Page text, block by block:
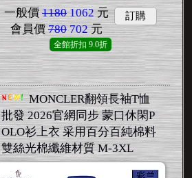
一般價 11801062元
會員價 780702元
訂購
全館折扣 9.0折
MONCLER翻領長袖T恤
批發 2026官網同步 蒙口休閑P
OLO衫上衣 采用百分百純棉料
雙絲光棉纖維材質 M-3XL